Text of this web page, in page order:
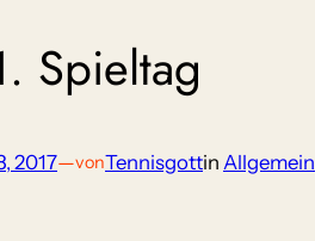
Spieltag
2017—vonTennisgottin Allgemein